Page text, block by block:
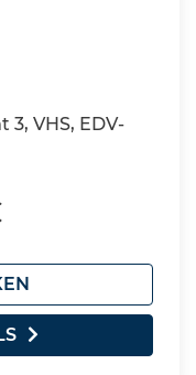
VHS, EDV-